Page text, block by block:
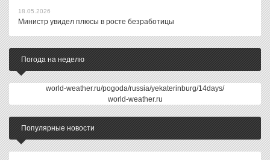
18.05.2026
Министр увидел плюсы в росте безработицы
Погода на неделю
world-weather.ru/pogoda/russia/yekaterinburg/14days/
world-weather.ru
Популярные новости